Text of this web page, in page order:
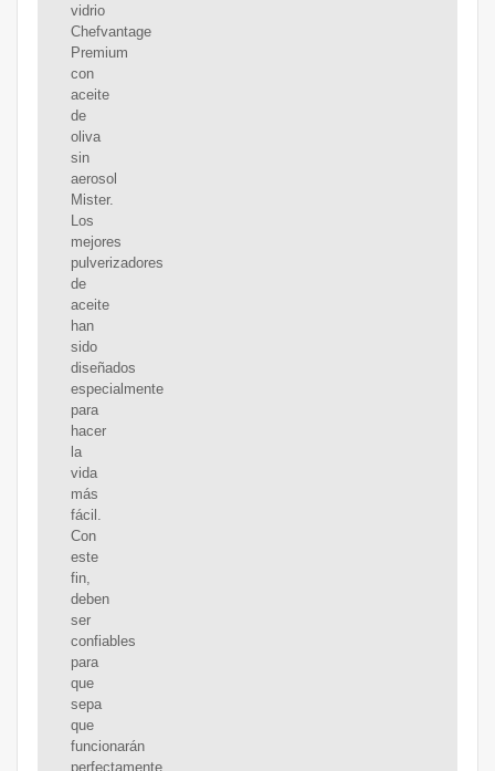
vidrio
Chefvantage
Premium
con
aceite
de
oliva
sin
aerosol
Mister.
Los
mejores
pulverizadores
de
aceite
han
sido
diseñados
especialmente
para
hacer
la
vida
más
fácil.
Con
este
fin,
deben
ser
confiables
para
que
sepa
que
funcionarán
perfectamente